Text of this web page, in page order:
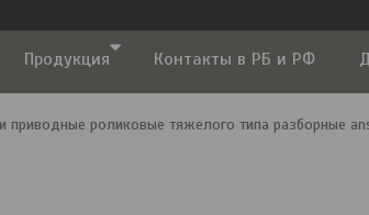
Продукция Контакты в РБ и РФ
приводные роликовые тяжелого типа разборные